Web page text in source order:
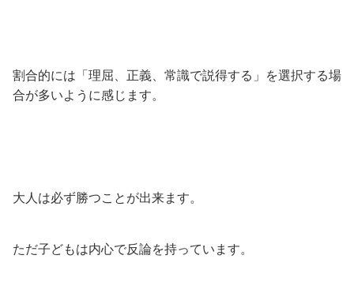
割合的には「理屈、正義、常識で説得する」を選択する場
合が多いように感じます。
大人は必ず勝つことが出来ます。
ただ子どもは内心で反論を持っています。